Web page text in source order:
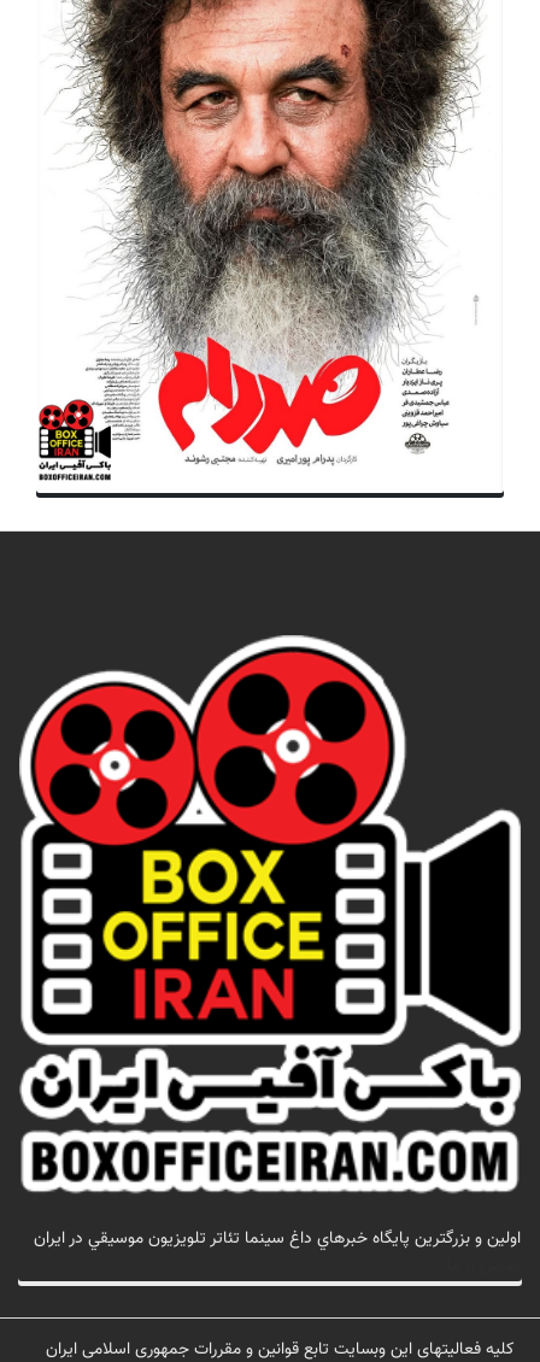
اولين و بزرگترين پايگاه خبرهاي داغ سينما تئاتر تلويزيون موسيقي در ايران
کلیه فعالیتهای این وبسایت تابع قوانین و مقررات جمهوری اسلامی ایران